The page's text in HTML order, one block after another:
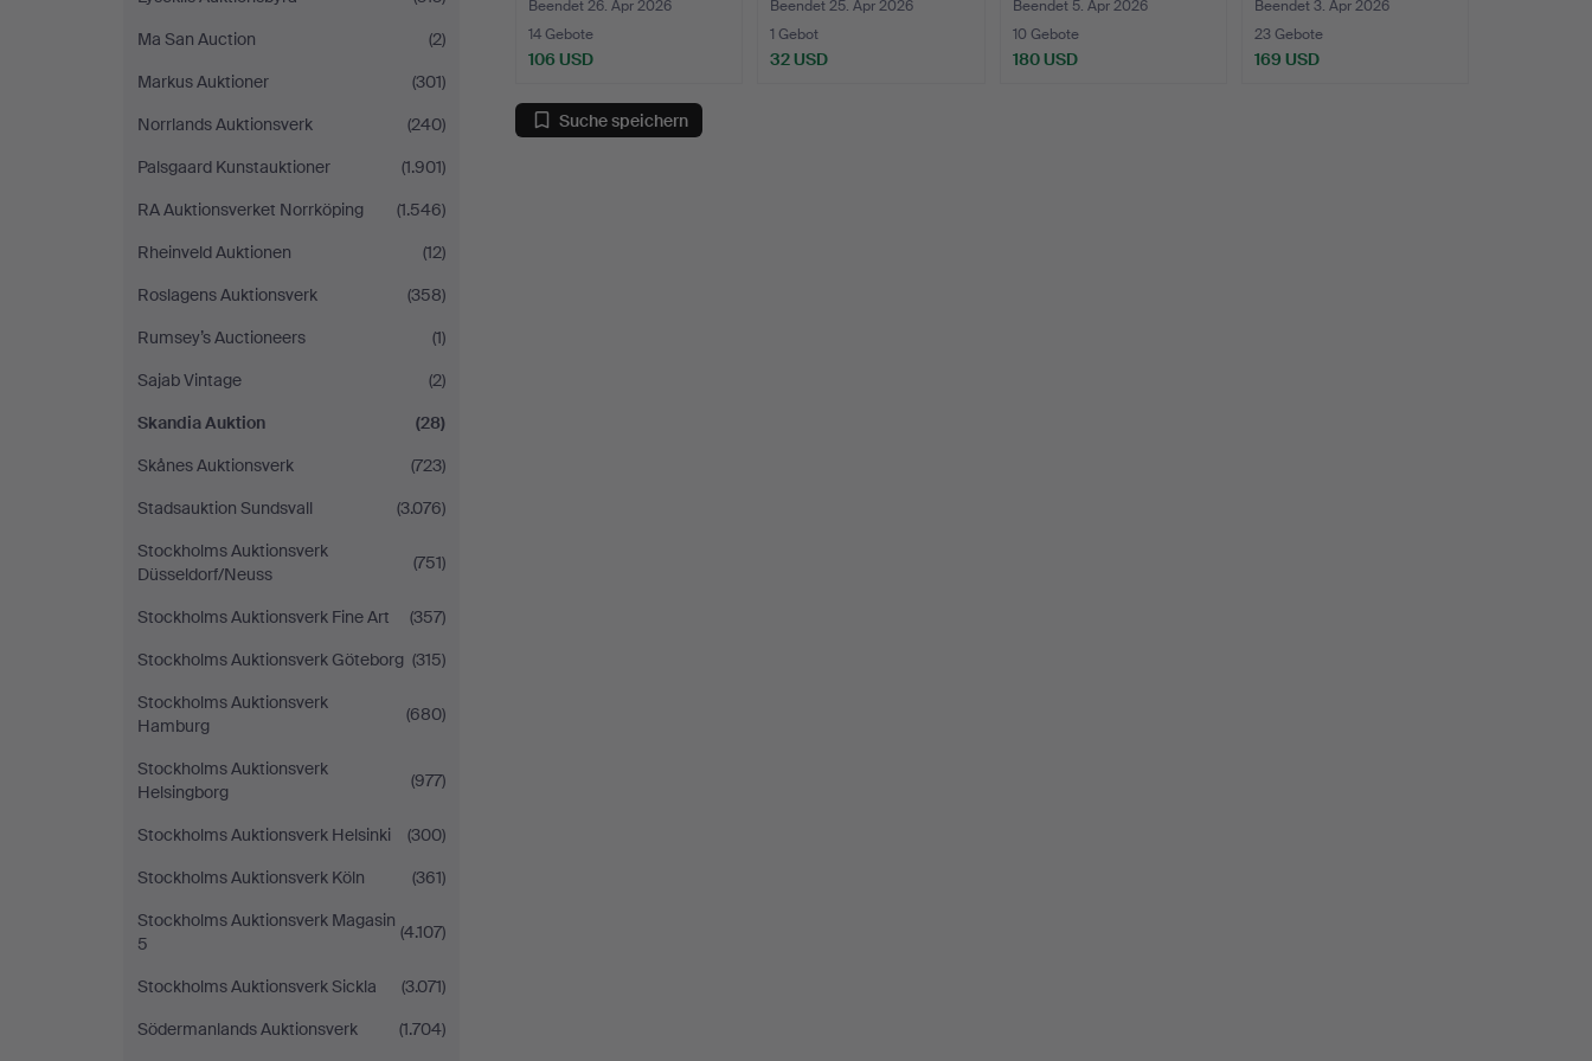
Ma San Auction
(2)
Markus Auktioner
(301)
Norrlands Auktionsverk
(240)
Palsgaard Kunstauktioner
(1.901)
RA Auktionsverket Norrköping
(1.546)
Rheinveld Auktionen
(12)
Roslagens Auktionsverk
(358)
Rumsey’s Auctioneers
(1)
Sajab Vintage
(2)
Skandia Auktion
(28)
Skånes Auktionsverk
(723)
Stadsauktion Sundsvall
(3.076)
Stockholms Auktionsverk
Düsseldorf/Neuss
(751)
Stockholms Auktionsverk Fine Art
(357)
Stockholms Auktionsverk Göteborg (315)
Stockholms Auktionsverk
Hamburg
(680)
Stockholms Auktionsverk
Helsingborg
(977)
Stockholms Auktionsverk Helsinki
(300)
Stockholms Auktionsverk Köln
(361)
Stockholms Auktionsverk Magasin
5
(4.107)
Stockholms Auktionsverk Sickla
(3.071)
Södermanlands Auktionsverk
(1.704)
Fuß…
Beendet 26. Apr 2026
14 Gebote
106 USD
Beendet 25. Apr 2026
1 Gebot
32 USD
Beendet 5. Apr 2026
10 Gebote
180 USD
Beendet 3. Apr 2026
23 Gebote
169 USD
Suche speichern